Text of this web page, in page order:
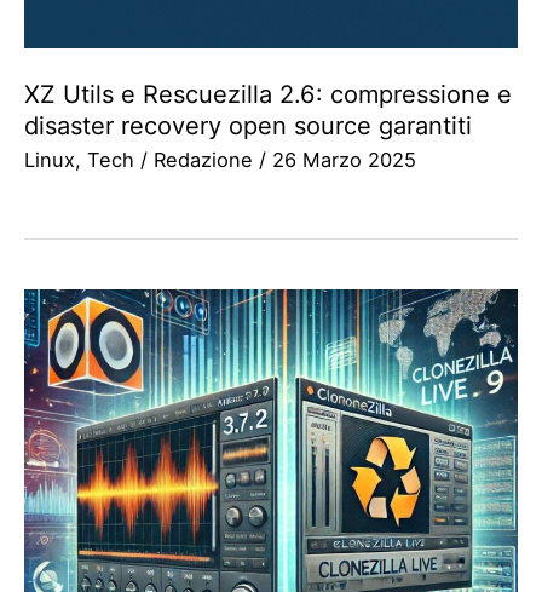
XZ Utils e Rescuezilla 2.6: compressione e
disaster recovery open source garantiti
Linux, Tech / Redazione / 26 Marzo 2025